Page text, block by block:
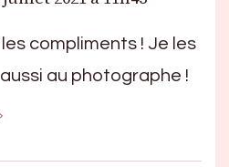
compliments ! Je les
au photographe !